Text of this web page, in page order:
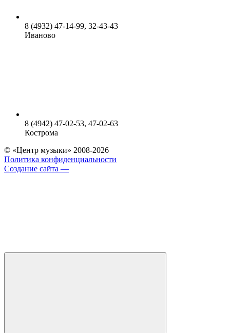
8 (4932) 47-14-99, 32-43-43
Иваново
8 (4942) 47-02-53, 47-02-63
Кострома
© «Центр музыки» 2008-2026
Политика конфиденциальности
Создание сайта —